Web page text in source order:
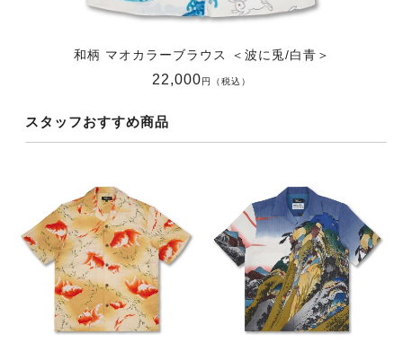
和柄 マオカラーブラウス ＜波に兎/白青＞
22,000円（税込）
スタッフおすすめ商品